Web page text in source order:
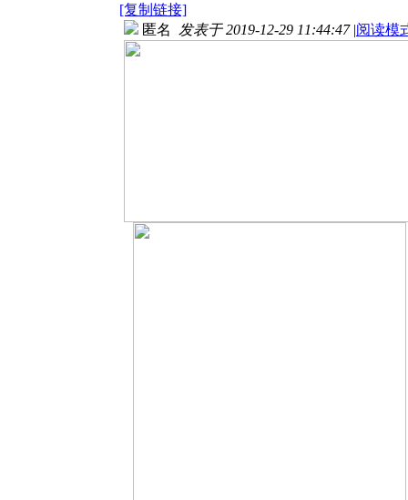
[复制链接]
匿名 发表于 2019-12-29 11:44:47 |阅读模